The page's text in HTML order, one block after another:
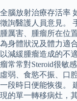
全腦放射治療存活率
徵詢醫護人員意見。
腫厲害、腫瘤所在位
為身體狀況及體力適
以減緩腫瘤造成的不
瘤常常對Steroid很敏
虛弱、食慾不振、口
一段時日便能恢復。
現的單一轉移病灶，